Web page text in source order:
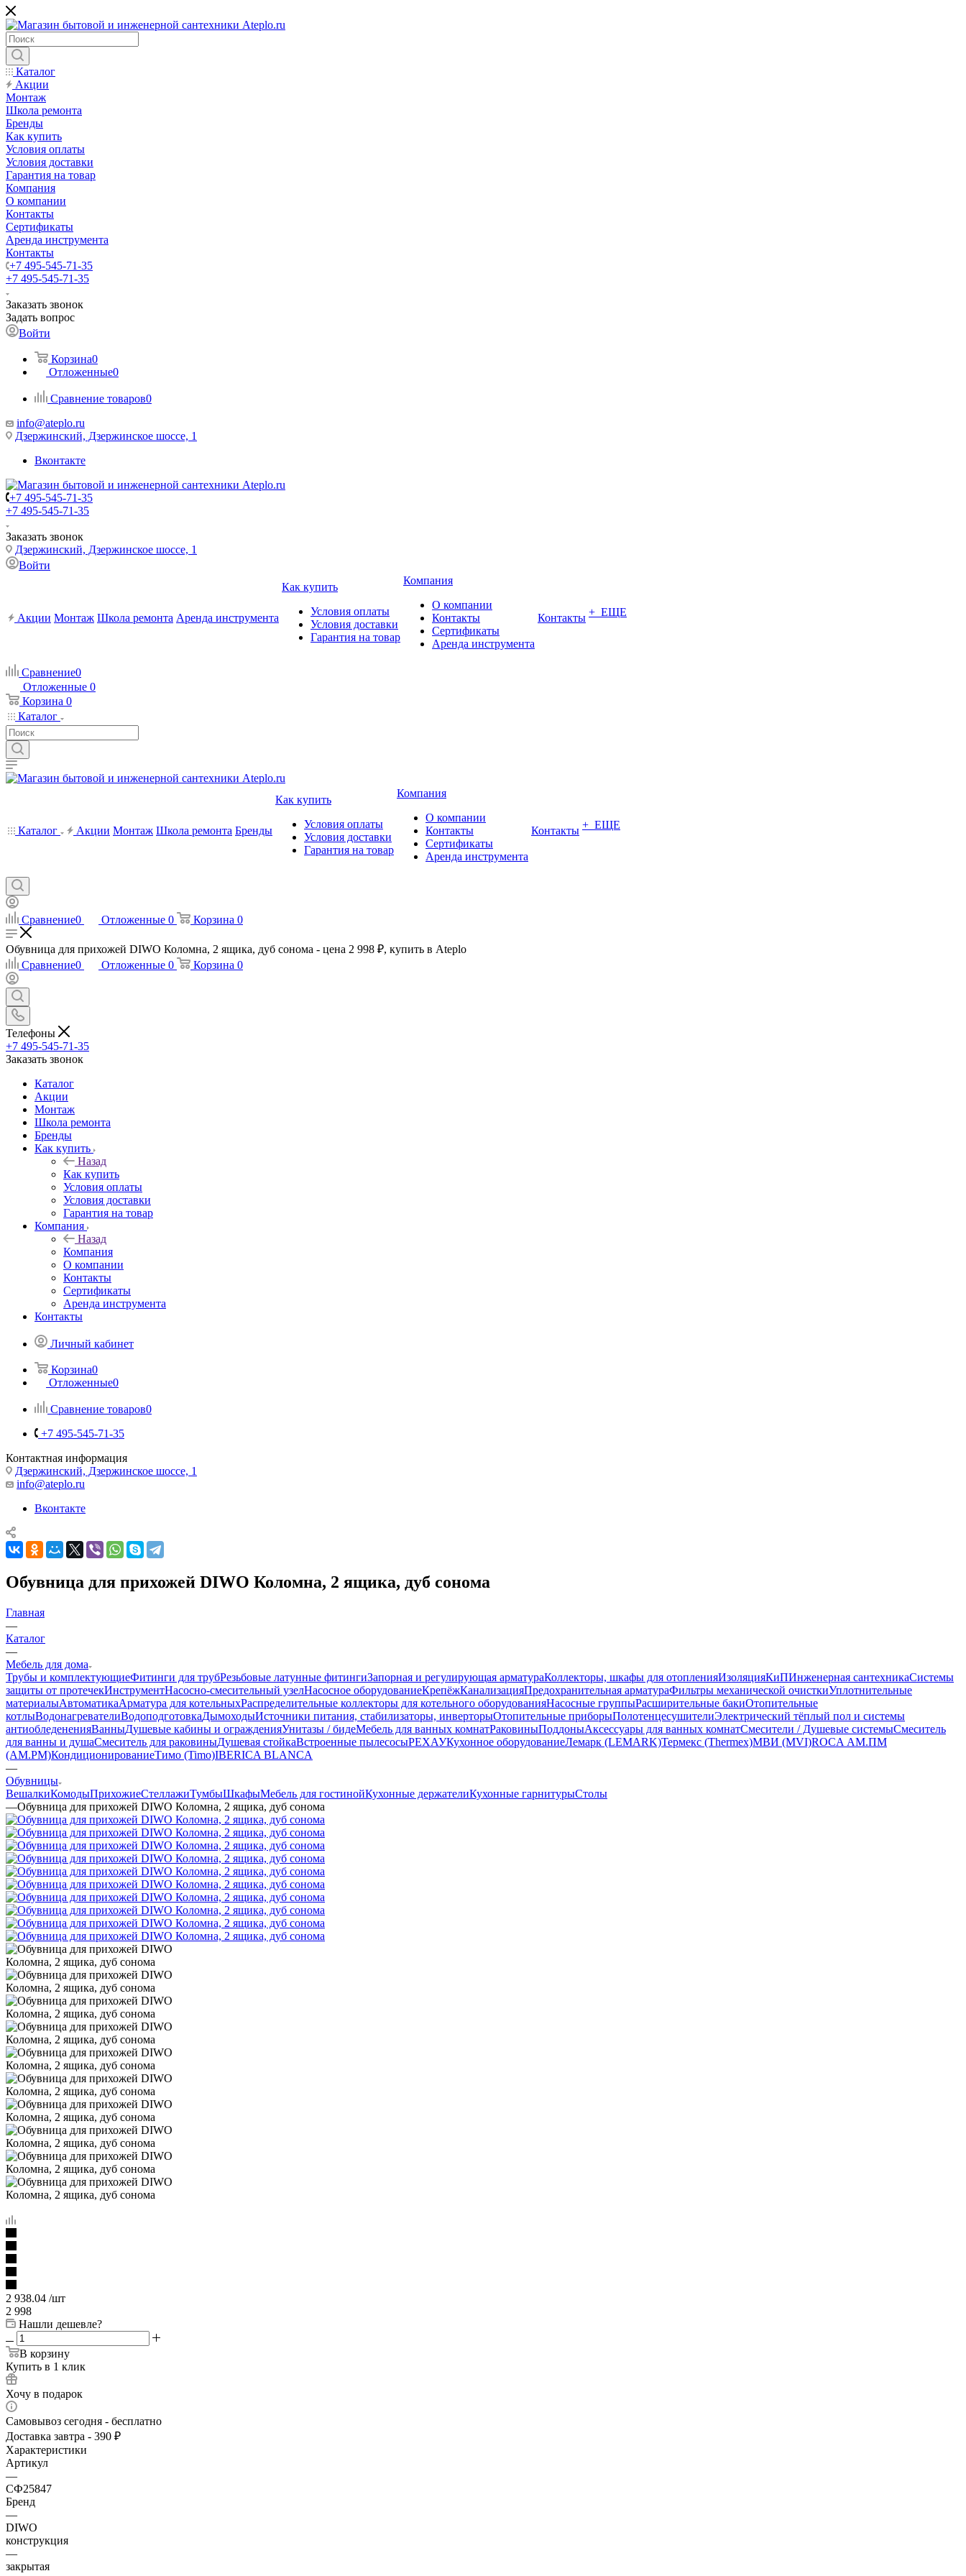
Каталог
Акции
Монтаж
Школа ремонта
Бренды
Как купить
Условия оплаты
Условия доставки
Гарантия на товар
Компания
О компании
Контакты
Сертификаты
Аренда инструмента
Контакты
+7 495-545-71-35
+7 495-545-71-35
Заказать звонок
Задать вопрос
Войти
Корзина0
Отложенные0
Сравнение товаров0
info@ateplo.ru
Дзержинский, Дзержинское шоссе, 1
Вконтакте
+7 495-545-71-35
+7 495-545-71-35
Заказать звонок
Дзержинский, Дзержинское шоссе, 1
Войти
Акции Монтаж Школа ремонта Аренда инструмента
Как купить
Условия оплаты
Условия доставки
Гарантия на товар
Компания
О компании
Контакты
Сертификаты
Аренда инструмента
Контакты + ЕЩЕ
Сравнение0
Отложенные 0
Корзина 0
Каталог
Каталог Акции Монтаж Школа ремонта Бренды
Как купить
Условия оплаты
Условия доставки
Гарантия на товар
Компания
О компании
Контакты
Сертификаты
Аренда инструмента
Контакты + ЕЩЕ
Сравнение0 Отложенные 0 Корзина 0
Обувница для прихожей DIWO Коломна, 2 ящика, дуб сонома - цена 2 998 ₽, купить в Ateplo
Сравнение0 Отложенные 0 Корзина 0
Телефоны
+7 495-545-71-35
Заказать звонок
Каталог
Акции
Монтаж
Школа ремонта
Бренды
Как купить
Назад
Как купить
Условия оплаты
Условия доставки
Гарантия на товар
Компания
Назад
Компания
О компании
Контакты
Сертификаты
Аренда инструмента
Контакты
Личный кабинет
Корзина0
Отложенные0
Сравнение товаров0
+7 495-545-71-35
Контактная информация
Дзержинский, Дзержинское шоссе, 1
info@ateplo.ru
Вконтакте
Обувница для прихожей DIWO Коломна, 2 ящика, дуб сонома
Главная
—
Каталог
—
Мебель для дома
Трубы и комплектующиеФитинги для трубРезьбовые латунные фитингиЗапорная и регулирующая арматураКоллекторы, шкафы для отопленияИзоляцияКиПИнженерная сантехникаСистемы
защиты от протечекИнструментНасосно-смесительный узелНасосное оборудованиеКрепёжКанализацияПредохранительная арматураФильтры механической очисткиУплотнительные
материалыАвтоматикаАрматура для котельныхРаспределительные коллекторы для котельного оборудованияНасосные группыРасширительные бакиОтопительные
котлыВодонагревателиВодоподготовкаДымоходыИсточники питания, стабилизаторы, инверторыОтопительные приборыПолотенцесушителиЭлектрический тёплый пол и системы
антиобледененияВанныДушевые кабины и огражденияУнитазы / бидеМебель для ванных комнатРаковиныПоддоныАксессуары для ванных комнатСмесители / Душевые системыСмеситель
для ванны и душаСмеситель для раковиныДушевая стойкаВстроенные пылесосыРЕХАУКухонное оборудованиеЛемарк (LEMARK)Термекс (Thermex)МВИ (MVI)ROCA АМ.ПМ
(AM.PM)КондиционированиеТимо (Timo)IBERICA BLANCA
—
Обувницы
ВешалкиКомодыПрихожиеСтеллажиТумбыШкафыМебель для гостинойКухонные держателиКухонные гарнитурыСтолы
—Обувница для прихожей DIWO Коломна, 2 ящика, дуб сонома
2 938.04 /шт
2 998
Нашли дешевле?
В корзину
Купить в 1 клик
Хочу в подарок
Самовывоз сегодня - бесплатно
Доставка завтра - 390 ₽
Характеристики
Артикул
—
СФ25847
Бренд
—
DIWO
конструкция
—
закрытая